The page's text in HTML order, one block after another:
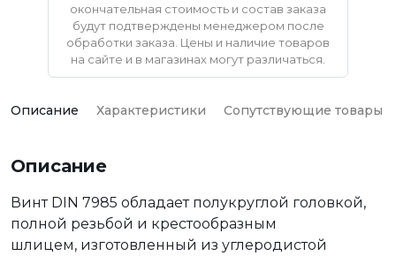
окончательная стоимость и состав заказа
будут подтверждены менеджером после
обработки заказа. Цены и наличие товаров
на сайте и в магазинах могут различаться.
Описание Характеристики Сопутствующие товары
Описание
Винт DIN 7985 обладает полукруглой головкой,
полной резьбой и крестообразным
шлицем, изготовленный из углеродистой